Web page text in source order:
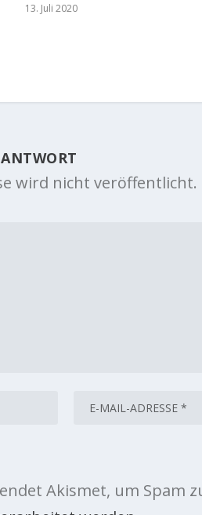
13. Juli 2020
wird nicht veröffentlicht.
Akismet, um Spam